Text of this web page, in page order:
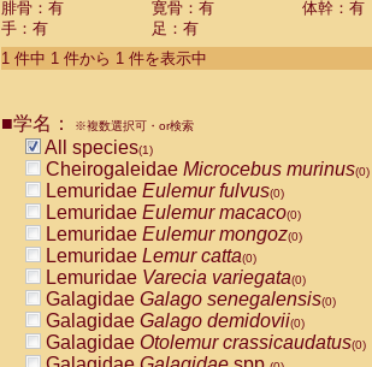
Cebidae Saguinusspp.
Cebidae Aotus trivirgatus
Cebidae Cebus albifrons
CebidaeCebus nigrivittatus
CebidaeCebus
CebidaeSaimiri boliviensis(0)
CebidaeSaimiri sciureus(0)
AtelidaeAlouatta caraya(0)
AtelidaeAlouatta fusca(0)
AtelidaeAlouatta seniculus
AtelidaeAlouattaspp.(0)
AtelidaeAteles belzebuth(0)
AtelidaeAteles geoffroyi(0)
AtelidaeAteles paniscus(0)
AtelidaeAtelesspp.(0)
腓骨：有
寛骨：有
体幹：有
手：有
足：有
1 件中 1 件から 1 件を表示中
■学名： ※複数選択可・or検索
All species(1)
Cheirogaleidae Microcebus murinus(0)
Lemuridae Eulemur fulvus(0)
Lemuridae Eulemur macaco(0)
Lemuridae Eulemur mongoz(0)
Lemuridae Lemur catta(0)
Lemuridae Varecia variegata(0)
Galagidae Galago senegalensis(0)
Galagidae Galago demidovii(0)
Galagidae Otolemur crassicaudatus(0)